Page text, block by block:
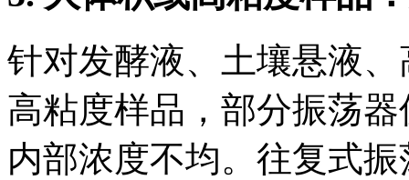
针对发酵液、土壤悬液
高粘度样品，部分振荡
内部浓度不均。往复式